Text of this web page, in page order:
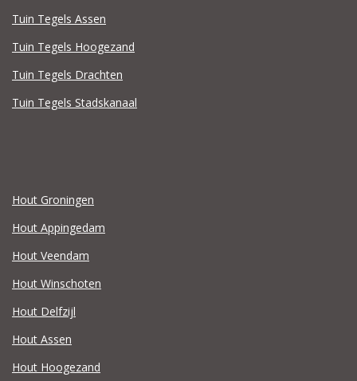
Tuin Tegels Assen
Tuin Tegels Hoogezand
Tuin Tegels Drachten
Tuin Tegels Stadskanaal
Hout Groningen
Hout Appingedam
Hout Veendam
Hout Winschoten
Hout Delfzijl
Hout Assen
Hout Hoogezand